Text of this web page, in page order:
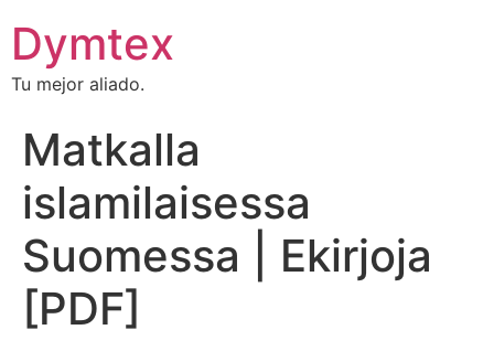
Dymtex
Tu mejor aliado.
Matkalla
islamilaisessa
Suomessa | Ekirjoja
[PDF]